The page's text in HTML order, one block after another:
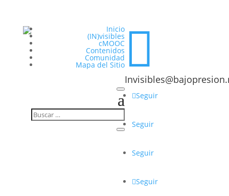
Inicio
(IN)visibles
cMOOC
Contenidos
Comunidad
Mapa del Sitio
Seguir
Seguir
Seguir
Seguir